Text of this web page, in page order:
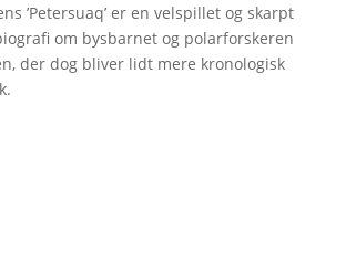
’Petersuaq’ er en velspillet og skarpt
om bysbarnet og polarforskeren
der dog bliver lidt mere kronologisk